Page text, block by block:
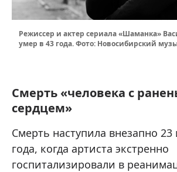
Режиссер и актер сериала «Шаманка»
умер в 43 года. Фото: Новосибирский
Смерть «человека с
сердцем»
Смерть наступила внезапно
года, когда артиста экстренно
госпитализировали в